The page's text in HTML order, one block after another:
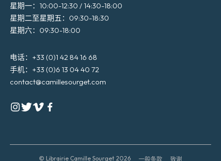
星期一：10:00-12:30 / 14:30-18:00
星期二至星期五：09:30-18:30
星期六：09:30-18:00
电话：+33 (0)1 42 84 16 68
手机：+33 (0)6 13 04 40 72
contact@camillesourget.com
© Librairie Camille Sourget 2026 一般条款 致谢